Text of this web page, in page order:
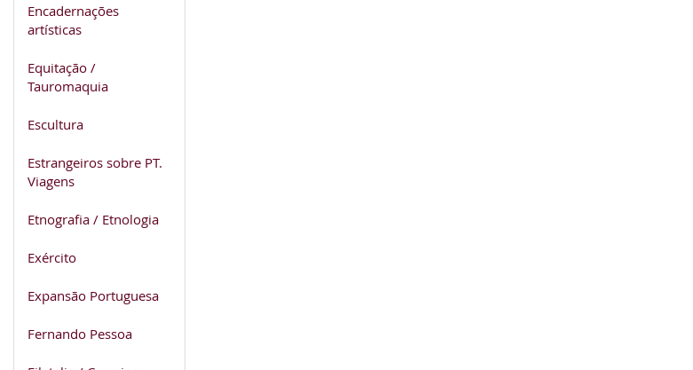
Encadernações
artísticas
Equitação /
Tauromaquia
Escultura
Estrangeiros sobre PT.
Viagens
Etnografia / Etnologia
Exército
Expansão Portuguesa
Fernando Pessoa